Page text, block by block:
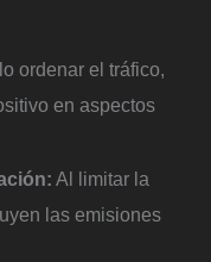
ordenar el tráfico,
en aspectos
Al limitar la
las emisiones